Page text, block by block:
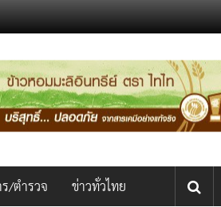
/ตำรวจ ข่าวทั่วไทย